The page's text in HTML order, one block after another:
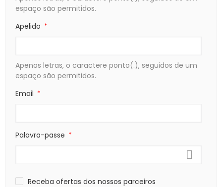
espaço são permitidos.
Apelido
Apenas letras, o caractere ponto(.), seguidos de um
espaço são permitidos.
Email
Palavra-passe
Receba ofertas dos nossos parceiros